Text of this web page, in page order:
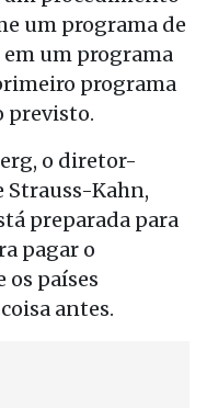
um programa de
um programa
programa
previsto.
o diretor-
Strauss-Kahn,
preparada para
pagar o
os países
antes.